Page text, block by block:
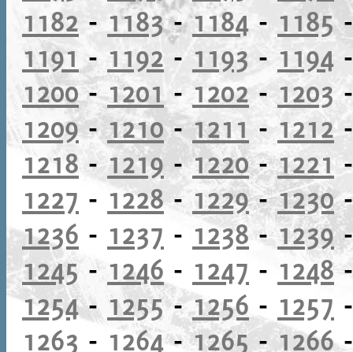
1182 - 1183-1184 - 1185
1191 -1192 - 1193 - 1194
1200-1201 - 1202- 1203
1209-1210-1211 -1212
1218 -1219 -1220-1221
1227 - 1228-1229-1230
1236 - 1237 - 1238-1239
1245- 1246 - 1247 - 1248
1254- 1255-1256 - 1257
1263 - 1264-1265- 1266